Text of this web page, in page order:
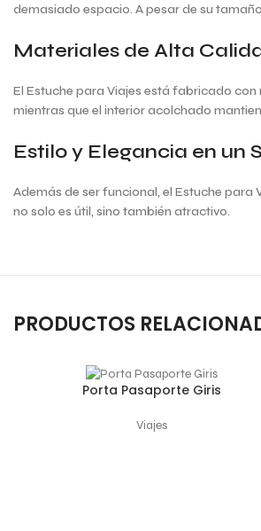
demasiado espacio. A pesar de su
Materiales de Alta
El Estuche para Viajes está fabricado
mientras que el interior acolchado
Estilo y Elegancia en un
Además de ser funcional, el Estuche
no solo es útil, sino también atractivo.
PRODUCTOS
SELECCIONAR OPCIONES
Porta Pasaporte Giris
Viajes